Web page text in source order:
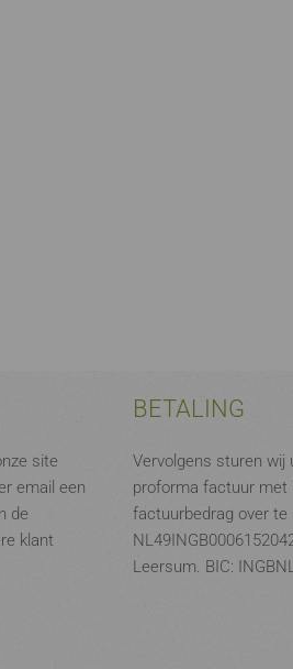
site
email een
de
klant
BETALING
Vervolgens sturen wij
proforma factuur met
factuurbedrag over te
Leersum. BIC: